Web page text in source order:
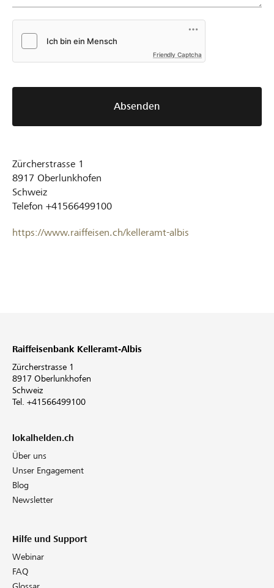
Friendly Captcha
Absenden
Zürcherstrasse 1
8917 Oberlunkhofen
Schweiz
Telefon +41566499100
https://www.raiffeisen.ch/kelleramt-albis
Raiffeisenbank Kelleramt-Albis
Zürcherstrasse 1
8917 Oberlunkhofen
Schweiz
Tel. +41566499100
lokalhelden.ch
Über uns
Unser Engagement
Blog
Newsletter
Hilfe und Support
Webinar
FAQ
Glossar